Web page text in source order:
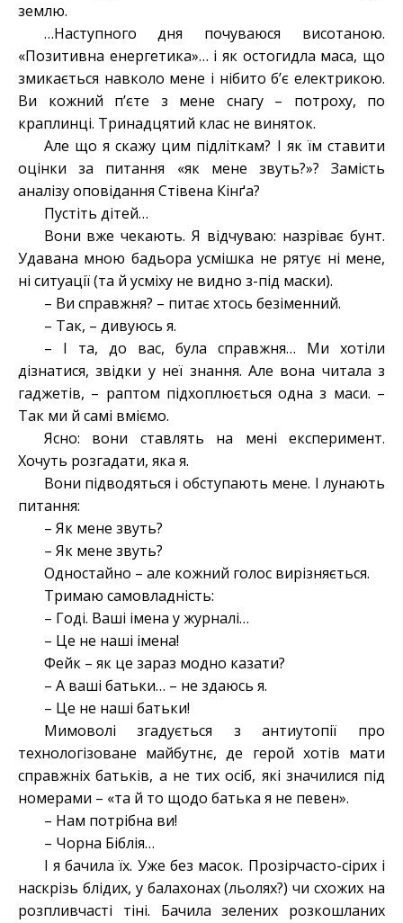
землю.
…Наступного дня почуваюся висотаною.
«Позитивна енергетика»… і як остогидла маса, що
змикається навколо мене і нібито б’є електрикою.
Ви кожний п’єте з мене снагу – потроху, по
краплинці. Тринадцятий клас не виняток.
Але що я скажу цим підліткам? І як їм ставити
оцінки за питання «як мене звуть?»? Замість
аналізу оповідання Стівена Кінґа?
Пустіть дітей…
Вони вже чекають. Я відчуваю: назріває бунт.
Удавана мною бадьора усмішка не рятує ні мене,
ні ситуації (та й усміху не видно з-під маски).
– Ви справжня? – питає хтось безіменний.
– Так, – дивуюсь я.
– І та, до вас, була справжня… Ми хотіли
дізнатися, звідки у неї знання. Але вона читала з
гаджетів, – раптом підхоплюється одна з маси. –
Так ми й самі вміємо.
Ясно: вони ставлять на мені експеримент.
Хочуть розгадати, яка я.
Вони підводяться і обступають мене. І лунають
питання:
– Як мене звуть?
– Як мене звуть?
Одностайно – але кожний голос вирізняється.
Тримаю самовладність:
– Годі. Ваші імена у журналі…
– Це не наші імена!
Фейк – як це зараз модно казати?
– А ваші батьки… – не здаюсь я.
– Це не наші батьки!
Мимоволі згадується з антиутопії про
технологізоване майбутнє, де герой хотів мати
справжніх батьків, а не тих осіб, які значилися під
номерами – «та й то щодо батька я не певен».
– Нам потрібна ви!
– Чорна Біблія…
І я бачила їх. Уже без масок. Прозірчасто-сірих і
наскрізь блідих, у балахонах (льолях?) чи схожих на
розпливчасті тіні. Бачила зелених розкошланих